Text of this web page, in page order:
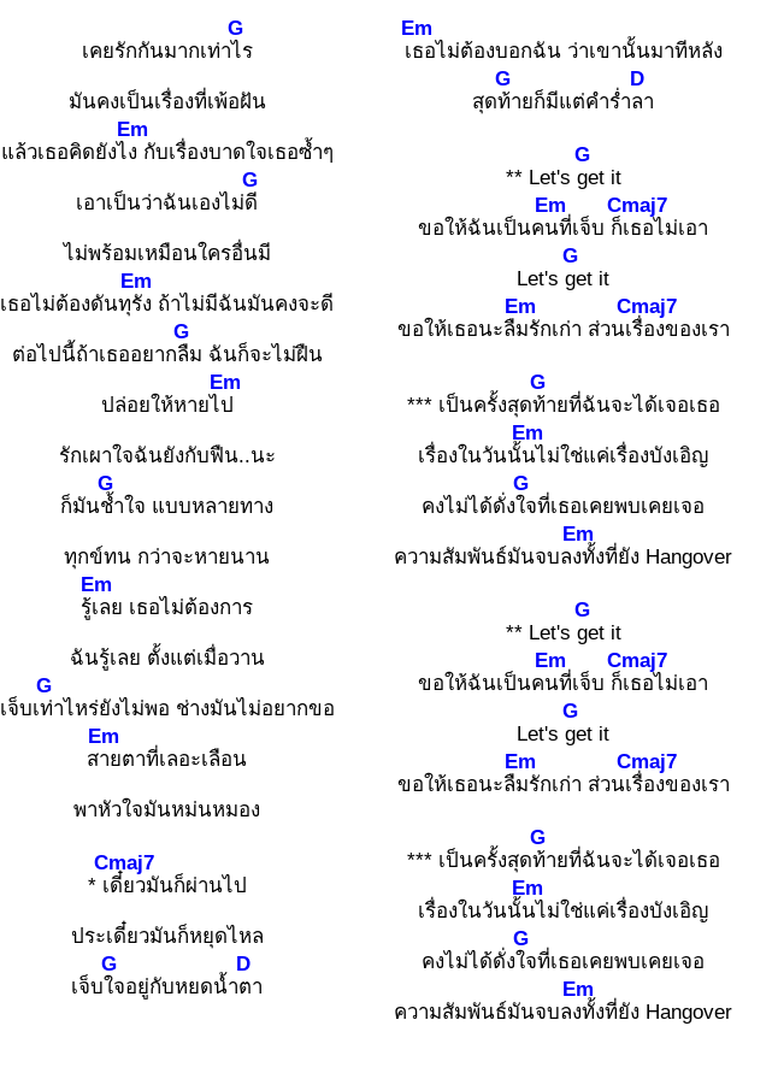
เคยรักกันมากเท่า
G
ไร
มันคงเป็นเรื่องที่เพ้อฝัน
แล้วเธอคิดยังไ
Em
ง กับเรื่องบาดใจเธอซ้ำๆ
เอาเป็นว่าฉันเองไม่
G
ดี
ไม่พร้อมเหมือนใครอื่นมี
เธอไม่ต้องดันทุ
Em
รัง ถ้าไม่มีฉันมันคงจะดี
ต่อไปนี้ถ้าเธออยาก
G
ลืม ฉันก็จะไม่ฝืน
ปล่อยให้หายไ
Em
ป
รักเผาใจฉันยังกับฟืน..นะ
ก็มัน
G
ช้ำใจ แบบหลายทาง
ทุกข์ทน กว่าจะหายนาน
รู้
Em
เลย เธอไม่ต้องการ
ฉันรู้เลย ตั้งแต่เมื่อวาน
เจ็บเ
G
ท่าไหร่ยังไม่พอ ช่างมันไม่อยากขอ
ส
Em
ายตาที่เลอะเลือน
พาหัวใจมันหม่นหมอง
* เ
Cmaj7
ดี๋ยวมันก็ผ่านไป
ประเดี๋ยวมันก็หยุดไหล
เจ็บ
G
ใจอยู่กับหยดน้ำ
D
ตา
เ
Em
ธอไม่ต้องบอกฉัน ว่าเขานั้นมาทีหลัง
สุด
G
ท้ายก็มีแต่คำร่ำ
D
ลา
** Let's
G
get it
ขอให้ฉันเป็นค
Em
นที่เจ็บ ก็
Cmaj7
เธอไม่เอา
Let's
G
get it
ขอให้เธอนะลื
Em
มรักเก่า ส่วนเ
Cmaj7
รื่องของเรา
*** เป็นครั้งสุด
G
ท้ายที่ฉันจะได้เจอเธอ
เรื่องในวันนั้
Em
นไม่ใช่แค่เรื่องบังเอิญ
คงไม่ได้ดั่ง
G
ใจที่เธอเคยพบเคยเจอ
ความสัมพันธ์มันจบล
Em
งทั้งที่ยัง Hangover
** Let's
G
get it
ขอให้ฉันเป็นค
Em
นที่เจ็บ ก็
Cmaj7
เธอไม่เอา
Let's
G
get it
ขอให้เธอนะลื
Em
มรักเก่า ส่วนเ
Cmaj7
รื่องของเรา
*** เป็นครั้งสุด
G
ท้ายที่ฉันจะได้เจอเธอ
เรื่องในวันนั้
Em
นไม่ใช่แค่เรื่องบังเอิญ
คงไม่ได้ดั่ง
G
ใจที่เธอเคยพบเคยเจอ
ความสัมพันธ์มันจบล
Em
งทั้งที่ยัง Hangover